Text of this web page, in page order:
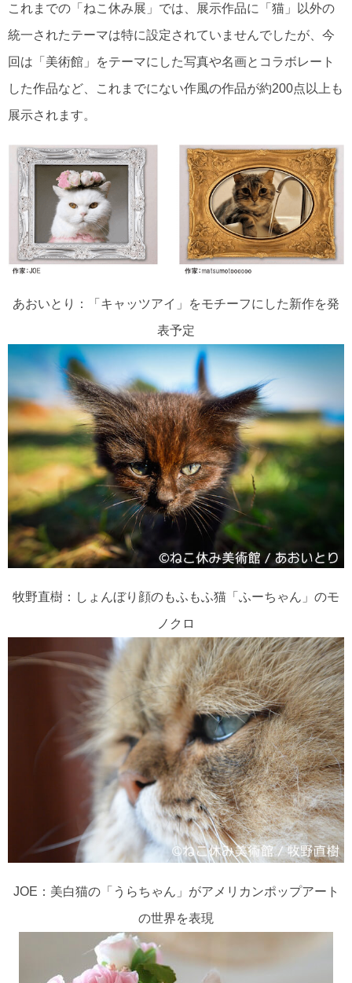
これまでの「ねこ休み展」では、展示作品に「猫」以外の
統一されたテーマは特に設定されていませんでしたが、今
回は「美術館」をテーマにした写真や名画とコラボレート
した作品など、これまでにない作風の作品が約200点以上も
展示されます。
あおいとり：「キャッツアイ」をモチーフにした新作を発
表予定
牧野直樹：しょんぼり顔のもふもふ猫「ふーちゃん」のモ
ノクロ
JOE：美白猫の「うらちゃん」がアメリカンポップアート
の世界を表現